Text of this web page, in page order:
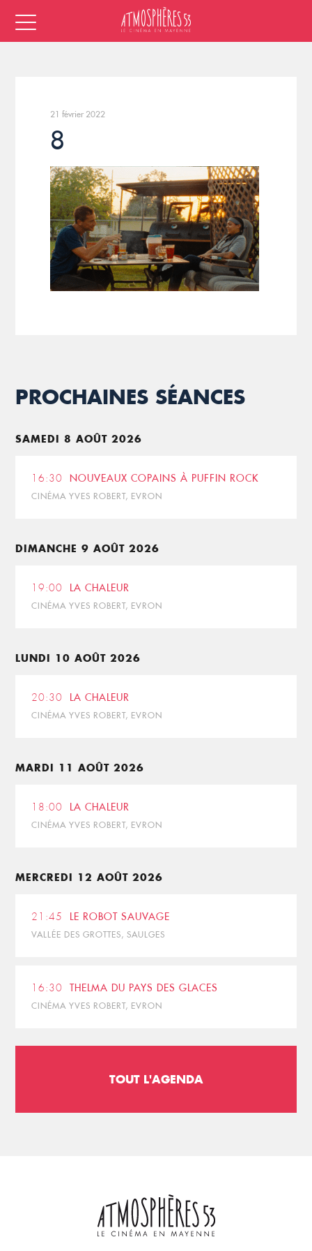
21 février 2022
8
PROCHAINES SÉANCES
SAMEDI 8 AOÛT 2026
16:30 NOUVEAUX COPAINS À PUFFIN ROCK
CINÉMA YVES ROBERT, EVRON
DIMANCHE 9 AOÛT 2026
19:00 LA CHALEUR
CINÉMA YVES ROBERT, EVRON
LUNDI 10 AOÛT 2026
20:30 LA CHALEUR
CINÉMA YVES ROBERT, EVRON
MARDI 11 AOÛT 2026
18:00 LA CHALEUR
CINÉMA YVES ROBERT, EVRON
MERCREDI 12 AOÛT 2026
21:45 LE ROBOT SAUVAGE
VALLÉE DES GROTTES, SAULGES
16:30 THELMA DU PAYS DES GLACES
CINÉMA YVES ROBERT, EVRON
TOUT L'AGENDA